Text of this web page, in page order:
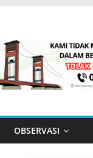
OBSERVASI